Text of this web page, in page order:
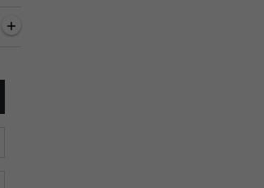
Venê: Dirigente do Racing